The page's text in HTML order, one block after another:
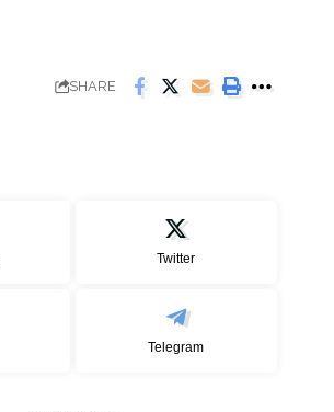
SHARE
Twitter
Telegram